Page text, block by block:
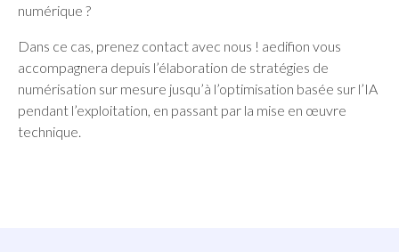
numérique ?
Dans ce cas, prenez contact avec nous ! aedifion vous
accompagnera depuis l’élaboration de stratégies de
numérisation sur mesure jusqu’à l’optimisation basée sur l’IA
pendant l’exploitation, en passant par la mise en œuvre
technique.